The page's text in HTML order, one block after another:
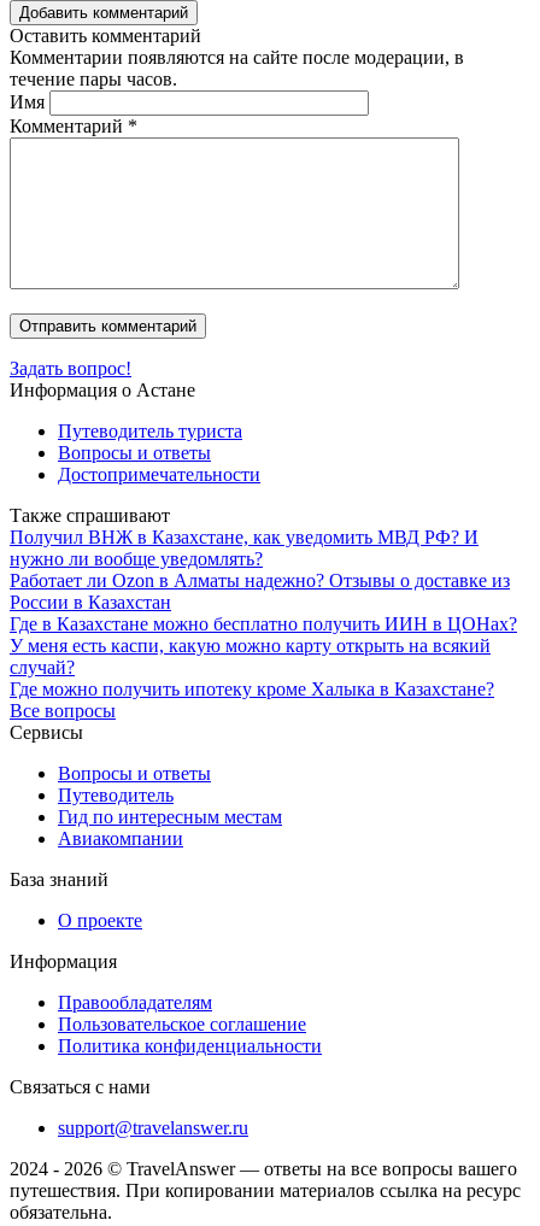
Добавить комментарий
Оставить комментарий
Комментарии появляются на сайте после модерации, в
течение пары часов.
Имя
Комментарий *
Задать вопрос!
Информация о Астане
Путеводитель туриста
Вопросы и ответы
Достопримечательности
Также спрашивают
Получил ВНЖ в Казахстане, как уведомить МВД РФ? И
нужно ли вообще уведомлять?
Работает ли Ozon в Алматы надежно? Отзывы о доставке из
России в Казахстан
Где в Казахстане можно бесплатно получить ИИН в ЦОНах?
У меня есть каспи, какую можно карту открыть на всякий
случай?
Где можно получить ипотеку кроме Халыка в Казахстане?
Все вопросы
Сервисы
Вопросы и ответы
Путеводитель
Гид по интересным местам
Авиакомпании
База знаний
О проекте
Информация
Правообладателям
Пользовательское соглашение
Политика конфиденциальности
Связаться с нами
support@travelanswer.ru
2024 - 2026 © TravelAnswer — ответы на все вопросы вашего
путешествия. При копировании материалов ссылка на ресурс
обязательна.